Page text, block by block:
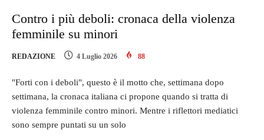
Contro i più deboli: cronaca della violenza
femminile su minori
REDAZIONE 4 Luglio 2026 88
"Forti con i deboli", questo è il motto che, settimana dopo
settimana, la cronaca italiana ci propone quando si tratta di
violenza femminile contro minori. Mentre i riflettori mediatici
sono sempre puntati su un solo